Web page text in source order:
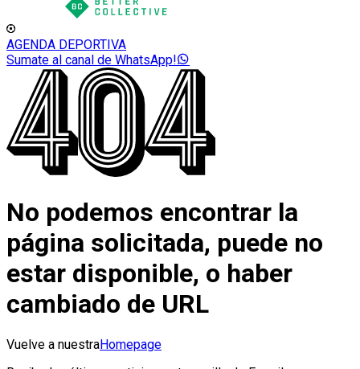
AGENDA DEPORTIVA
Sumate al canal de WhatsApp!
No podemos encontrar la
página solicitada, puede no
estar disponible, o haber
cambiado de URL
Vuelve a nuestraHomepage